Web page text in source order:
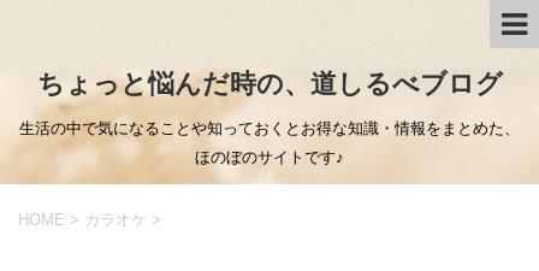
ちょっと悩んだ時の、道しるべブログ
生活の中で気になることや知っておくとお得な知識・情報をまとめた、
ほのぼのサイトです♪
HOME > カラオケ >